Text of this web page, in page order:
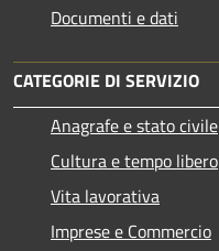
Documenti e dati
CATEGORIE DI SERVIZIO
Anagrafe e stato civile
Cultura e tempo libero
Vita lavorativa
Imprese e Commercio